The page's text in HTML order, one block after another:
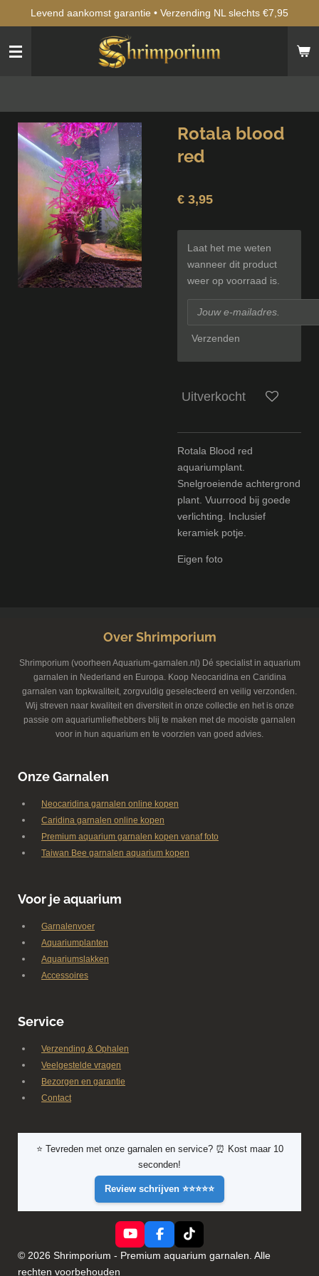
naar
hoofdinhoud
Levend aankomst garantie • Verzending NL slechts €7,95
Rotala blood
red
€ 3,95
Laat het me weten
wanneer dit product
weer op voorraad is.
Verzenden
Uitverkocht
Rotala Blood red
aquariumplant.
Snelgroeiende achtergrond
plant. Vuurrood bij goede
verlichting. Inclusief
keramiek potje.
Eigen foto
Over Shrimporium
Shrimporium (voorheen Aquarium-garnalen.nl) Dé specialist in aquarium
garnalen in Nederland en Europa. Koop Neocaridina en Caridina
garnalen van topkwaliteit, zorgvuldig geselecteerd en veilig verzonden.
Wij streven naar kwaliteit en diversiteit in onze collectie en het is onze
passie om aquariumliefhebbers blij te maken met de mooiste garnalen
voor in hun aquarium en te voorzien van goed advies.
Onze Garnalen
Neocaridina garnalen online kopen
Caridina garnalen online kopen
Premium aquarium garnalen kopen vanaf foto
Taiwan Bee garnalen aquarium kopen
Voor je aquarium
Garnalenvoer
Aquariumplanten
Aquariumslakken
Accessoires
Service
Verzending & Ophalen
Veelgestelde vragen
Bezorgen en garantie
Contact
⭐ Tevreden met onze garnalen en service? ⏰ Kost maar 10
seconden!
Review schrijven ⭐⭐⭐⭐⭐
Y
o
u
F
a
c
T
i
k
© 2026 Shrimporium - Premium aquarium garnalen. Alle
rechten voorbehouden